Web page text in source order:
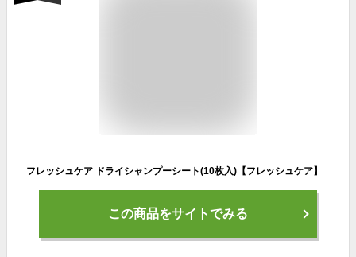
フレッシュケア ドライシャンプーシート(10枚入)【フレッシュケア】
この商品をサイトでみる